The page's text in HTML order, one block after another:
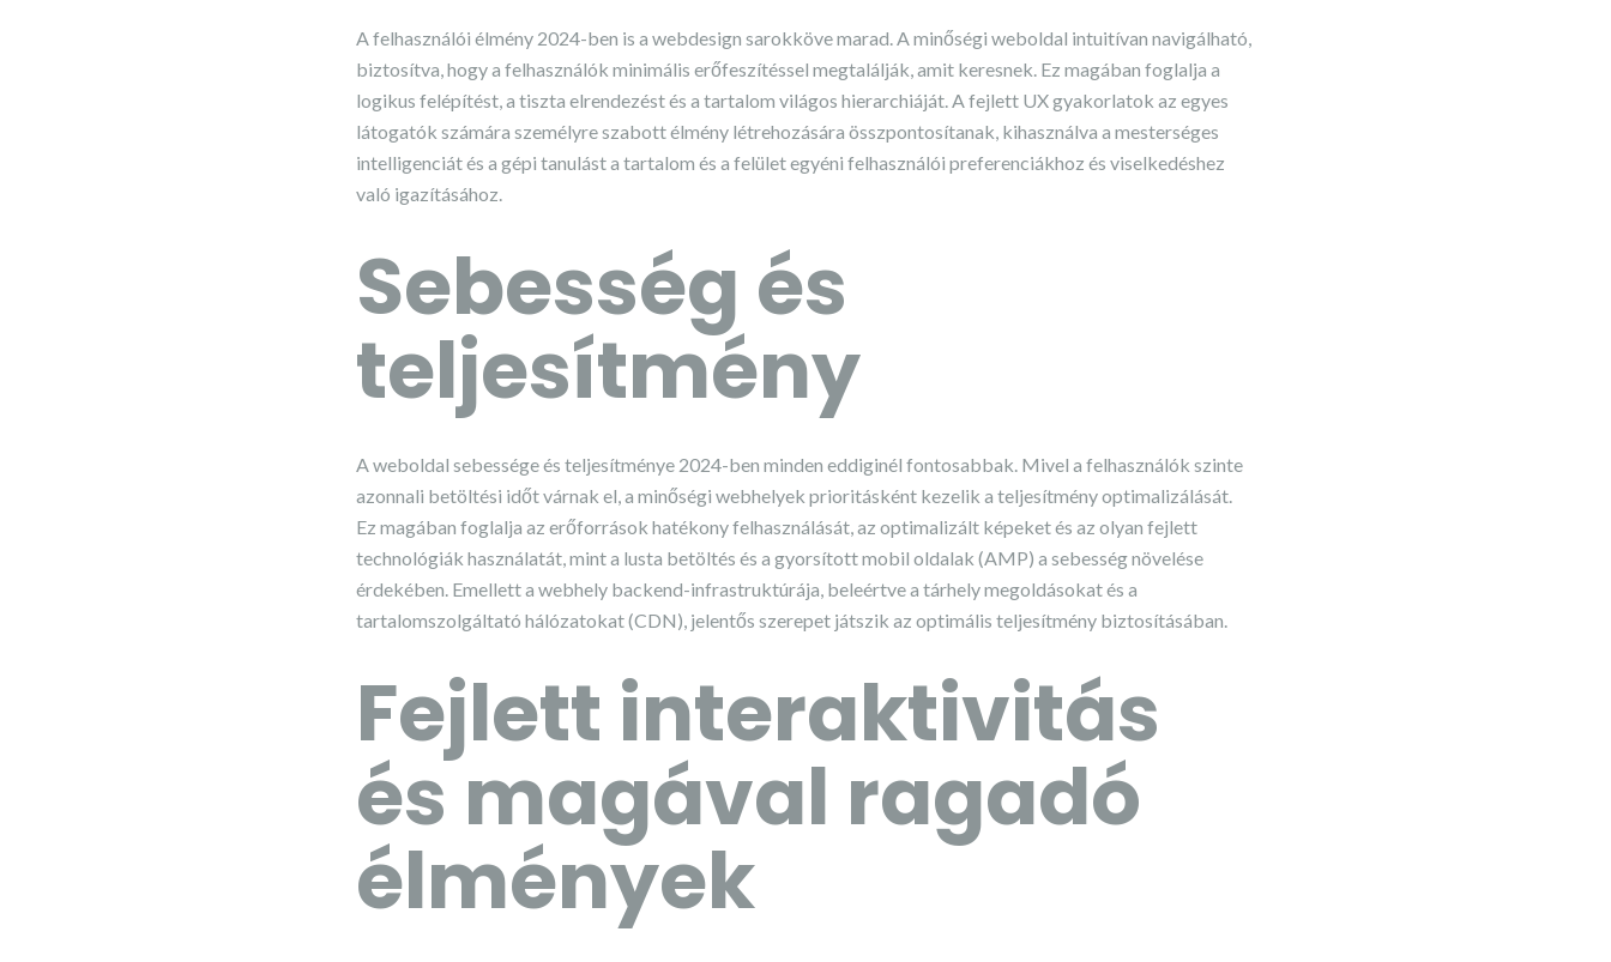
A felhasználói élmény 2024-ben is a webdesign sarokköve marad. A minőségi weboldal intuitívan navigálható,
biztosítva, hogy a felhasználók minimális erőfeszítéssel megtalálják, amit keresnek. Ez magában foglalja a
logikus felépítést, a tiszta elrendezést és a tartalom világos hierarchiáját. A fejlett UX gyakorlatok az egyes
látogatók számára személyre szabott élmény létrehozására összpontosítanak, kihasználva a mesterséges
intelligenciát és a gépi tanulást a tartalom és a felület egyéni felhasználói preferenciákhoz és viselkedéshez
való igazításához.
Sebesség és
teljesítmény
A weboldal sebessége és teljesítménye 2024-ben minden eddiginél fontosabbak. Mivel a felhasználók szinte
azonnali betöltési időt várnak el, a minőségi webhelyek prioritásként kezelik a teljesítmény optimalizálását.
Ez magában foglalja az erőforrások hatékony felhasználását, az optimalizált képeket és az olyan fejlett
technológiák használatát, mint a lusta betöltés és a gyorsított mobil oldalak (AMP) a sebesség növelése
érdekében. Emellett a webhely backend-infrastruktúrája, beleértve a tárhely megoldásokat és a
tartalomszolgáltató hálózatokat (CDN), jelentős szerepet játszik az optimális teljesítmény biztosításában.
Fejlett interaktivitás
és magával ragadó
élmények